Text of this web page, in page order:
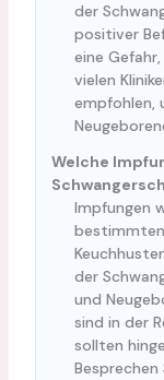
der
positiver
eine
vielen
empfohlen,
Welche
Impfungen
der
und
sind in der
sollten